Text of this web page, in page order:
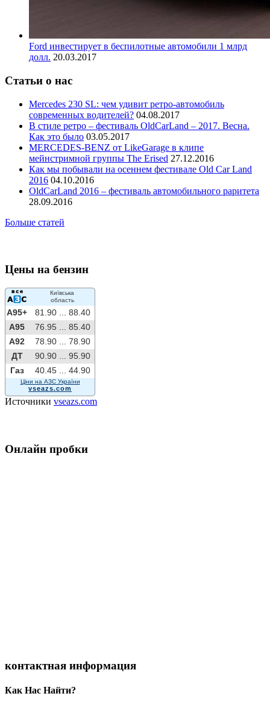
Ford инвестирует в беспилотные автомобили 1 млрд
долл. 20.03.2017
Статьи о нас
Mercedes 230 SL: чем удивит ретро-автомобиль
современных водителей? 04.08.2017
В стиле ретро – фестиваль OldCarLand – 2017. Весна.
Как это было 03.05.2017
MERCEDES-BENZ от LikeGarage в клипе
мейнстримной группы The Erised 27.12.2016
Как мы побывали на осеннем фестивале Old Car Land
2016 04.10.2016
OldCarLand 2016 – фестиваль автомобильного раритета
28.09.2016
Больше статей
Цены на бензин
Київська
область
A95+ 81.90 ...
88.40
A95
76.95 ...
85.40
A92
78.90 ...
78.90
ДТ
90.90 ...
95.90
Газ
40.45 ... 44.90
Ціни на АЗС України
vseazs.com
Источники vseazs.com
Онлайн пробки
контактная информация
Как Нас Найти?